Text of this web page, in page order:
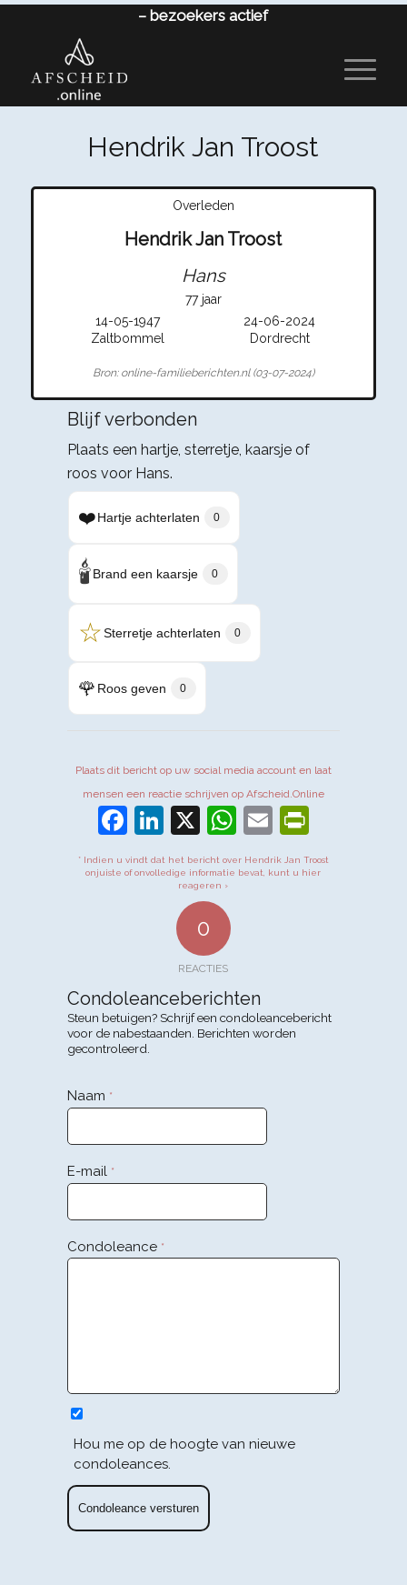
– bezoekers actief
Hendrik Jan Troost
Overleden
Hendrik Jan Troost
Hans
77 jaar
14-05-1947
24-06-2024
Zaltbommel
Dordrecht
Bron: online-familieberichten.nl (03-07-2024)
Blijf verbonden
Plaats een hartje, sterretje, kaarsje of
roos voor Hans.
❤️Hartje achterlaten 0
🕯️Brand een kaarsje 0
☆Sterretje achterlaten 0
🌹 Roos geven 0
Plaats dit bericht op uw social media account en laat
mensen een reactie schrijven op Afscheid.Online
Facebook
LinkedIn
X WhatsApp
Email
* Indien u vindt dat het bericht over Hendrik Jan Troost
onjuiste of onvolledige informatie bevat, kunt u hier
reageren ›
0
REACTIES
Condoleanceberichten
Steun betuigen? Schrijf een condoleancebericht
voor de nabestaanden. Berichten worden
gecontroleerd.
Naam *
E-mail *
Condoleance *
Hou me op de hoogte van nieuwe
condoleances.